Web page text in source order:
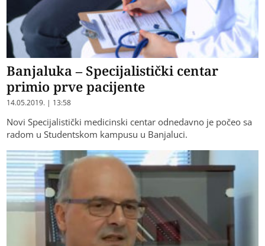
Banjaluka – Specijalistički centar
primio prve pacijente
14.05.2019. | 13:58
Novi Specijalistički medicinski centar odnedavno je počeo sa
radom u Studentskom kampusu u Banjaluci.